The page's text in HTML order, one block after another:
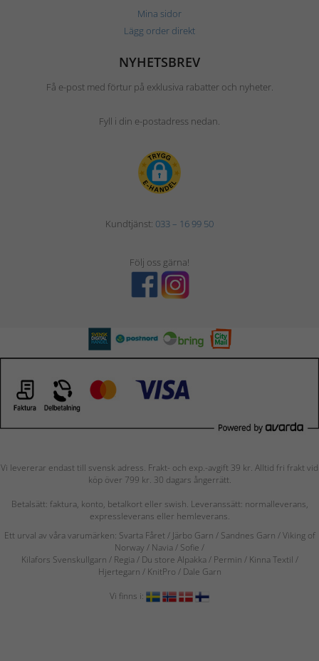
Mina sidor
Lägg order direkt
NYHETSBREV
Få e-post med förtur på exklusiva rabatter och nyheter.
Fyll i din e-postadress nedan.
Kundtjänst: 033 – 16 99 50
Följ oss gärna!
Vi levererar endast till svensk adress. Frakt- och exp.-avgift 39 kr. Alltid fri frakt vid
köp över 799 kr. 30 dagars ångerrätt.
Betalsätt: faktura, konto, betalkort eller swish. Leveranssätt: normalleverans,
expressleverans eller hemleverans.
Ett urval av våra varumärken: Svarta Fåret / Järbo Garn / Sandnes Garn / Viking of
Norway / Navia/ Sofie /
Kilafors Svenskullgarn / Regia / Du store Alpakka / Permin / Kinna Textil /
Hjertegarn / KnitPro / Dale Garn
Vi finns i: